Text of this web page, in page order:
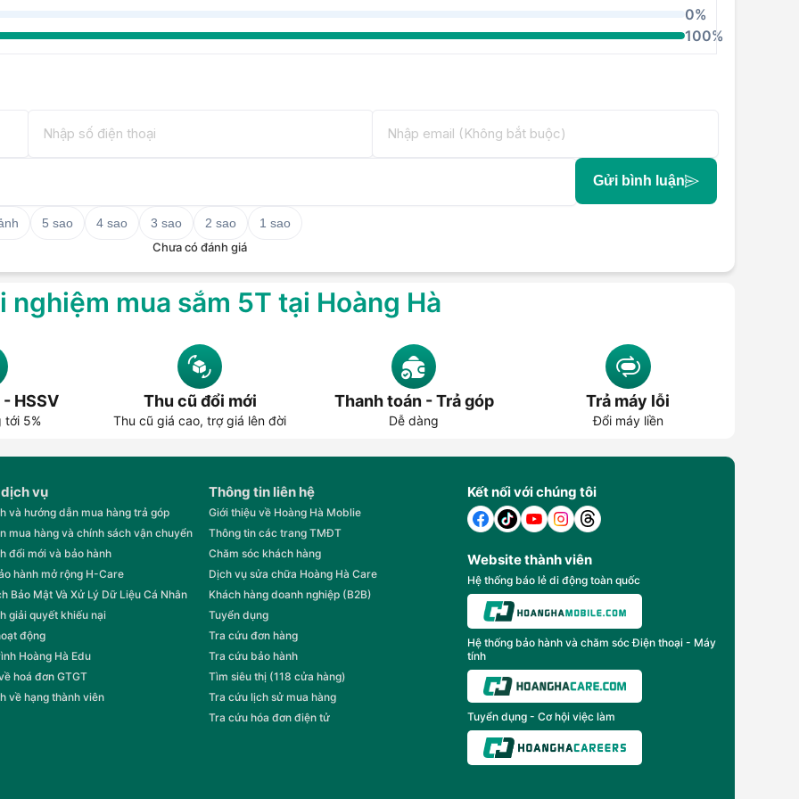
nắp quạt, giúp bảo vệ trẻ em khỏi đưa
Thực sự tiện lợi để mang theo!
0%
100%
Gửi bình luận
5 sao 4 sao 3 sao 2 sao
1 sao
Chưa có đánh giá
nghiệm mua sắm 5T tại Hoàng Hà
HSSV
tới 5%
Thu cũ đổi mới
Thu cũ giá cao, trợ giá lên đời
Thanh toán - Trả góp
Dễ dàng
Trả máy lỗi
Đổi máy liền
vụ
và hướng dẫn mua hàng trả góp
mua hàng và chính sách vận chuyển
đổi mới và bảo hành
hành mở rộng H-Care
Bảo Mật Và Xử Lý Dữ Liệu Cá Nhân
giải quyết khiếu nại
động
Hoàng Hà Edu
hoá đơn GTGT
về hạng thành viên
Thông tin liên hệ
Giới thiệu về Hoàng Hà Moblie
Thông tin các trang TMĐT
Chăm sóc khách hàng
Dịch vụ sửa chữa Hoàng Hà Care
Khách hàng doanh nghiệp (B2B)
Tuyển dụng
Tra cứu đơn hàng
Tra cứu bảo hành
Tìm siêu thị (118 cửa hàng)
Tra cứu lịch sử mua hàng
Tra cứu hóa đơn điện tử
Kết nối với chúng tôi
Website thành viên
Hệ thống báo lẻ di động toàn quốc
Hệ thống bảo hành và chăm sóc Điện thoại - Máy
tính
Tuyển dụng - Cơ hội việc làm